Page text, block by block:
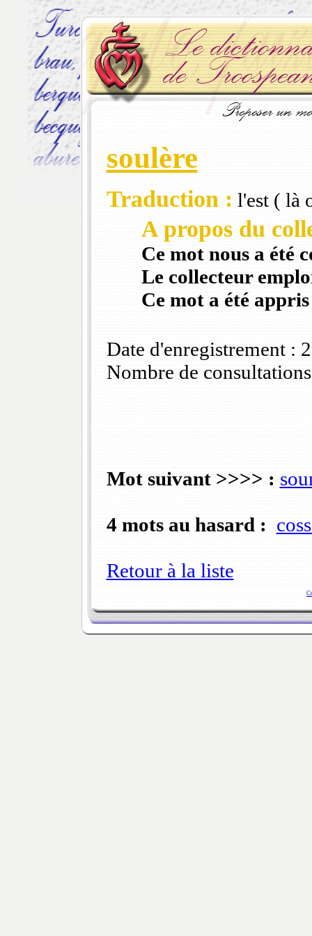
soulère
Traduction : l'est ( là
A propos du
Ce mot nous a été
Le collecteur
Ce mot a été
Date d'enregistrement :
Nombre de
Mot suivant >>>> :
4 mots au hasard :
Retour à la liste